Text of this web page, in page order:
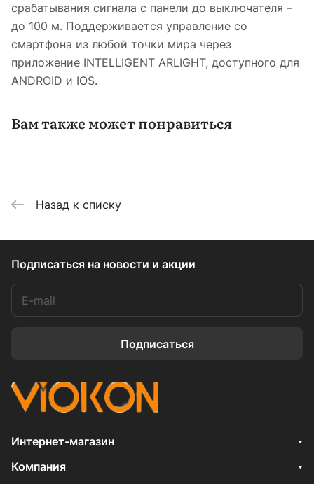
срабатывания сигнала с панели до выключателя –
до 100 м. Поддерживается управление со
смартфона из любой точки мира через
приложение INTELLIGENT ARLIGHT, доступного для
ANDROID и IOS.
Вам также может понравиться
Назад к списку
Подписаться на новости и акции
Подписаться
Интернет-магазин
Компания